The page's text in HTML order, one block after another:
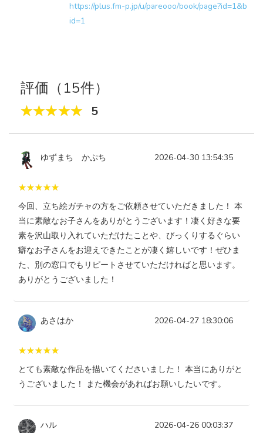
https://plus.fm-p.jp/u/pareooo/book/page?id=1&b
id=1
評価（15件）
5
ゆずまち かぷち 2026-04-30 13:54:35
今回、立ち絵ガチャの方をご依頼させていただきました！ 本
当に素敵なお子さんをありがとうございます！凄く好きな要
素を沢山取り入れていただけたことや、びっくりするぐらい
癖なお子さんをお迎えできたことが凄く嬉しいです！ぜひま
た、別の窓口でもリピートさせていただければと思います。
ありがとうございました！
あさはか 2026-04-27 18:30:06
とても素敵な作品を描いてくださいました！ 本当にありがと
うございました！ また機会があればお願いしたいです。
ハル 2026-04-26 00:03:37